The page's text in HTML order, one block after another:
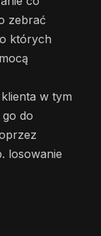
zebrać
których
w tym
do
losowanie